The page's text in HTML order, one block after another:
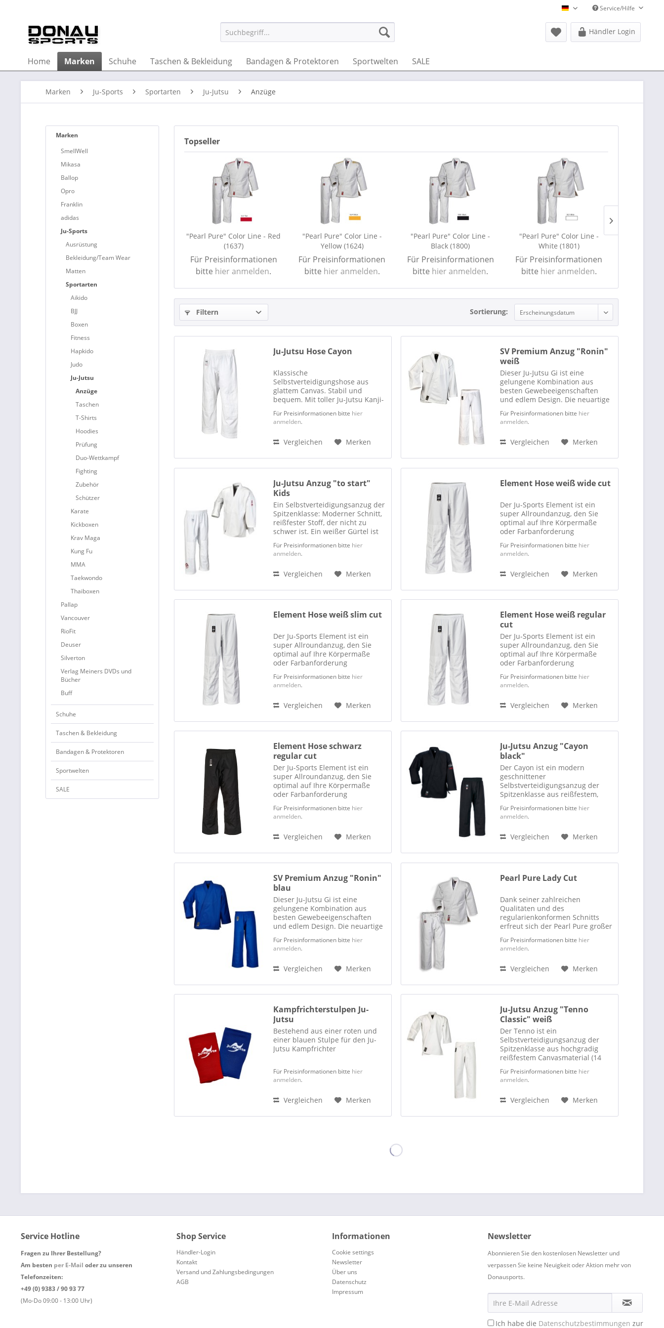
Donausports Deutsch
Service/Hilfe
Händler Login
Home Marken Schuhe Taschen & Bekleidung Bandagen & Protektoren Sportwelten SALE
Marken Ju-Sports Sportarten Ju-Jutsu Anzüge
Marken
SmellWell
Mikasa
Ballop
Opro
Franklin
adidas
Ju-Sports
Ausrüstung
Bekleidung/Team Wear
Matten
Sportarten
Aikido
BJJ
Boxen
Fitness
Hapkido
Judo
Ju-Jutsu
Anzüge
Taschen
T-Shirts
Hoodies
Prüfung
Duo-Wettkampf
Fighting
Zubehör
Schützer
Karate
Kickboxen
Krav Maga
Kung Fu
MMA
Taekwondo
Thaiboxen
Pallap
Vancouver
RioFit
Deuser
Silverton
Verlag Meiners DVDs und
Bücher
Buff
Schuhe
Taschen & Bekleidung
Bandagen & Protektoren
Sportwelten
SALE
Topseller
"Pearl Pure" Color Line - Red
(1637)
Für Preisinformationen
bitte hier anmelden.
"Pearl Pure" Color Line -
Yellow (1624)
Für Preisinformationen
bitte hier anmelden.
"Pearl Pure" Color Line -
Black (1800)
Für Preisinformationen
bitte hier anmelden.
"Pearl Pure" Color Line -
White (1801)
Für Preisinformationen
bitte hier anmelden.
Filtern Sortierung:
Ju-Jutsu Hose Cayon
Klassische
Selbstverteidigungshose aus
glattem Canvas. Stabil und
bequem. Mit toller Ju-Jutsu Kanji-
Gummibund. 100 % Baumwolle
Für Preisinformationen bitte hier
anmelden.
Vergleichen Merken
SV Premium Anzug "Ronin"
weiß
Dieser Ju-Jutsu Gi ist eine
gelungene Kombination aus
besten Gewebeeigenschaften
und edlem Design. Die neuartige
höchste Strapazierfähigkeit bei
leichtem Materialgewicht (9 oz.).
Für Preisinformationen bitte hier
anmelden.
Vergleichen Merken
Ju-Jutsu Anzug "to start"
Kids
Ein Selbstverteidigungsanzug der
Spitzenklasse: Moderner Schnitt,
reißfester Stoff, der nicht zu
schwer ist. Ein weißer Gürtel ist
einfach perfekt für Ju-Jutsu und
andere Selbstverteidigungsstile.
Für Preisinformationen bitte hier
anmelden.
Vergleichen Merken
Element Hose weiß wide cut
Der Ju-Sports Element ist ein
super Allroundanzug, den Sie
optimal auf Ihre Körpermaße
oder Farbanforderung
Hose sind ausschließlich nur
einzeln zu beziehen. Der Ju-
hervorragend...
Für Preisinformationen bitte hier
anmelden.
Vergleichen Merken
Element Hose weiß slim cut
Der Ju-Sports Element ist ein
super Allroundanzug, den Sie
optimal auf Ihre Körpermaße
oder Farbanforderung
Hose sind ausschließlich nur
einzeln zu beziehen. Der Ju-
hervorragend...
Für Preisinformationen bitte hier
anmelden.
Vergleichen Merken
Element Hose weiß regular
cut
Der Ju-Sports Element ist ein
super Allroundanzug, den Sie
optimal auf Ihre Körpermaße
oder Farbanforderung
Hose sind ausschließlich nur
einzeln zu beziehen. Der Ju-
hervorragend...
Für Preisinformationen bitte hier
anmelden.
Vergleichen Merken
Element Hose schwarz
regular cut
Der Ju-Sports Element ist ein
super Allroundanzug, den Sie
optimal auf Ihre Körpermaße
oder Farbanforderung
Hose sind ausschließlich nur
einzeln zu beziehen. Der Ju-
hervorragend...
Für Preisinformationen bitte hier
anmelden.
Vergleichen Merken
Ju-Jutsu Anzug "Cayon
black"
Der Cayon ist ein modern
geschnittener
Selbstverteidigungsanzug der
Spitzenklasse aus reißfestem,
Stoff. Dadurch eignet sich dieses
Modell optimal für
Selbstverteidigung, Ju-Jutsu u. Ä.
Für Preisinformationen bitte hier
anmelden.
Vergleichen Merken
SV Premium Anzug "Ronin"
blau
Dieser Ju-Jutsu Gi ist eine
gelungene Kombination aus
besten Gewebeeigenschaften
und edlem Design. Die neuartige
höchste Strapazierfähigkeit bei
leichtem Materialgewicht (9 oz.).
Für Preisinformationen bitte hier
anmelden.
Vergleichen Merken
Pearl Pure Lady Cut
Dank seiner zahlreichen
Qualitäten und des
regularienkonformen Schnitts
erfreut sich der Pearl Pure großer
Nachfrage kommt nun ein Modell
speziell für Ladys. Es ist ein sehr
Für Preisinformationen bitte hier
anmelden.
Vergleichen Merken
Kampfrichterstulpen Ju-
Jutsu
Bestehend aus einer roten und
einer blauen Stulpe für den Ju-
Jutsu Kampfrichter
Für Preisinformationen bitte hier
anmelden.
Vergleichen Merken
Ju-Jutsu Anzug "Tenno
Classic" weiß
Der Tenno ist ein
Selbstverteidigungsanzug der
Spitzenklasse aus hochgradig
reißfestem Canvasmaterial (14
standhält. Betont kürzere Ärmel
erlauben effektives Training mit
etc.)...
Für Preisinformationen bitte hier
anmelden.
Vergleichen Merken
Service Hotline
Fragen zu Ihrer Bestellung?
Am besten per E-Mail oder zu unseren
Telefonzeiten:
+49 (0) 9383 / 90 93 77
(Mo-Do 09:00 - 13:00 Uhr)
Shop Service
Händler-Login
Kontakt
Versand und Zahlungsbedingungen
AGB
Informationen
Cookie settings
Newsletter
Über uns
Datenschutz
Impressum
Newsletter
Abonnieren Sie den kostenlosen Newsletter und
verpassen Sie keine Neuigkeit oder Aktion mehr von
Donausports.
Ich habe die Datenschutzbestimmungen zur